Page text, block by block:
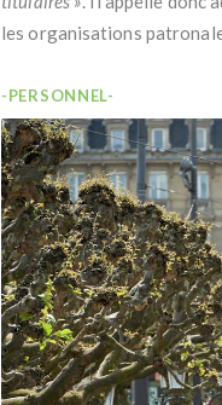
les organisations
-PERSONNEL-